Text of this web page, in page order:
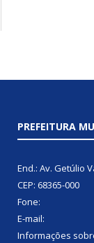
PREFEITURA
End.: Av. Getúlio
CEP: 68365-000
Fone:
E-mail:
Informações